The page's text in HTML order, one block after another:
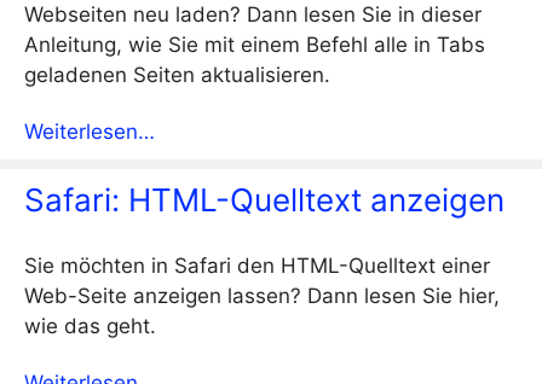
Webseiten neu laden? Dann lesen Sie in dieser
Anleitung, wie Sie mit einem Befehl alle in Tabs
geladenen Seiten aktualisieren.
Weiterlesen…
Safari: HTML-Quelltext anzeigen
Sie möchten in Safari den HTML-Quelltext einer
Web-Seite anzeigen lassen? Dann lesen Sie hier,
wie das geht.